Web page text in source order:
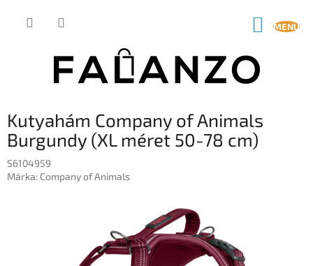
KOSÁR
Kutyahám Company of Animals
Burgundy (XL méret 50-78 cm)
S6104959
Márka: Company of Animals